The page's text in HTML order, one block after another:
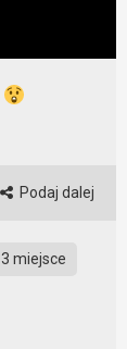
Podaj dalej
3 miejsce